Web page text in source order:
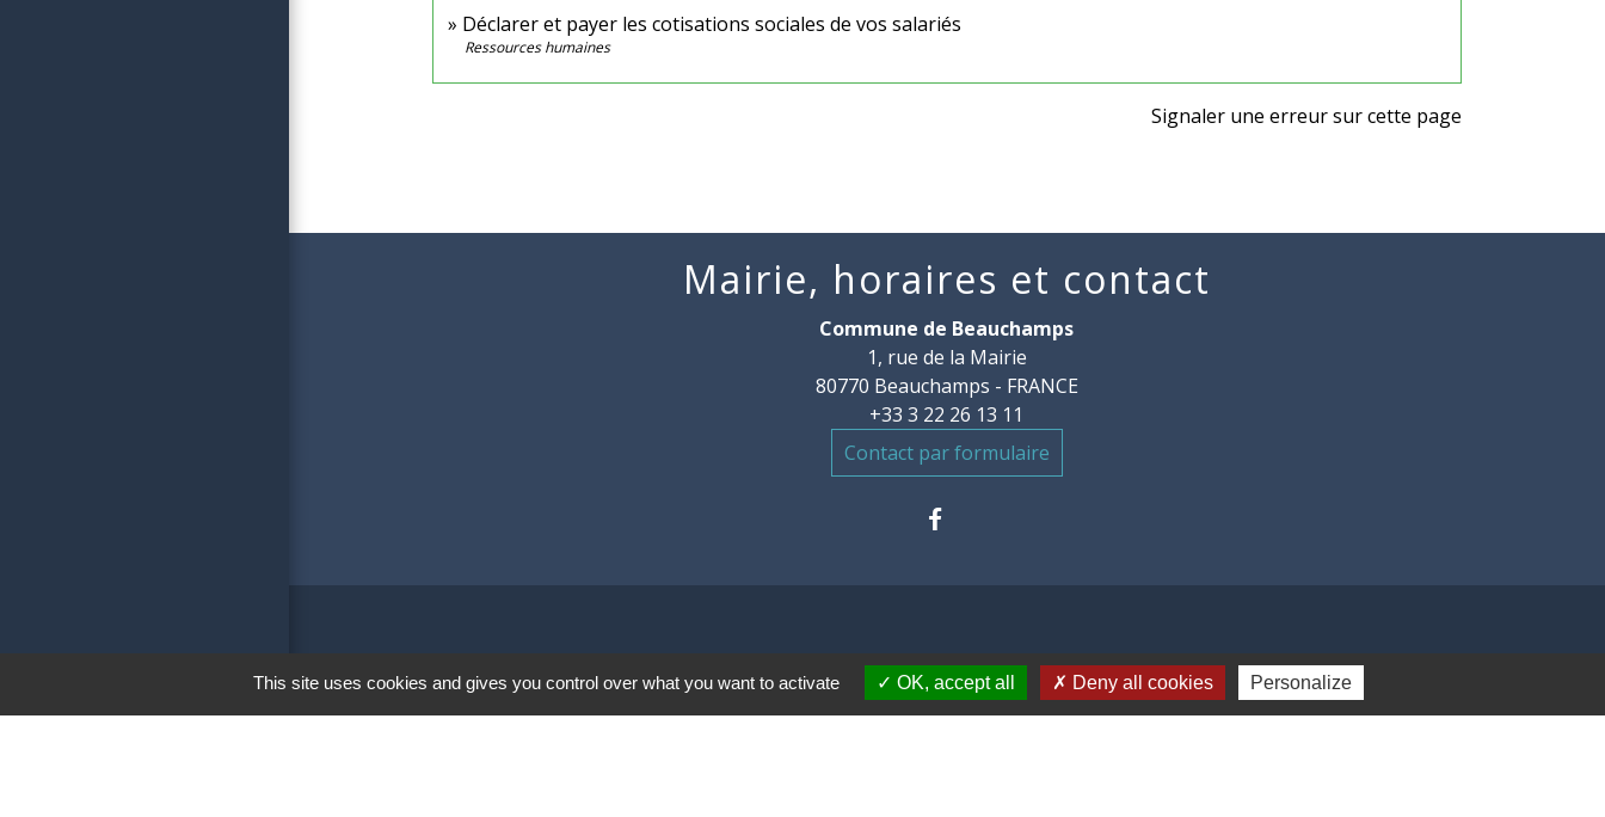
Déclarer et payer les cotisations sociales de vos salariés
Ressources humaines
Signaler une erreur sur cette page
Mairie, horaires et contact
Commune de Beauchamps
1, rue de la Mairie
80770 Beauchamps - FRANCE
+33 3 22 26 13 11
Contact par formulaire
Liens
This site uses cookies and gives you control over what you want to activate OK, accept all Deny all cookies Personalize